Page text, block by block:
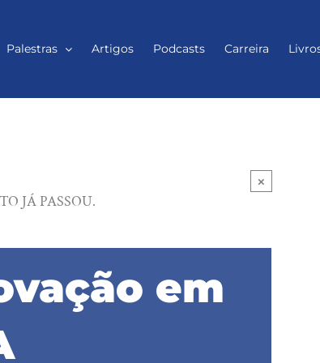
Palestras Artigos Podcasts Carreira
×
JÁ PASSOU.
em